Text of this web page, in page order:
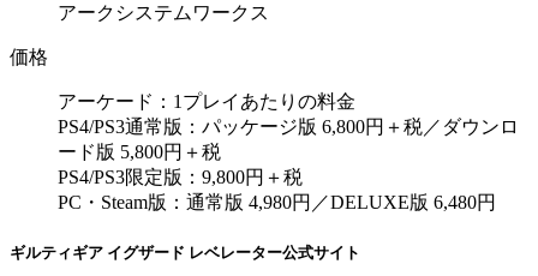
アークシステムワークス
価格
アーケード：1プレイあたりの料金
PS4/PS3通常版：パッケージ版 6,800円＋税／ダウンロ
ード版 5,800円＋税
PS4/PS3限定版：9,800円＋税
PC・Steam版：通常版 4,980円／DELUXE版 6,480円
ギルティギア イグザード レベレーター公式サイト